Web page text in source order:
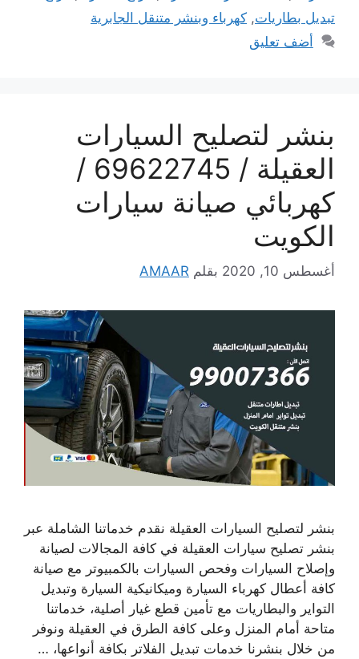
تبديل بطاريات, كهرباء وبنشر متنقل الجابرية
أضف تعليق
بنشر لتصليح السيارات
العقيلة / 69622745 /
كهربائي صيانة سيارات
الكويت
أغسطس 10, 2020 بقلم AMAAR
بنشر لتصليح السيارات العقيلة نقدم خدماتنا الشاملة عبر
بنشر تصليح سيارات العقيلة في كافة المجالات لصيانة
وإصلاح السيارات وفحص السيارات بالكمبيوتر مع صيانة
كافة أعطال كهرباء السيارة وميكانيكية السيارة وتبديل
التواير والبطاريات مع تأمين قطع غيار أصلية، خدماتنا
متاحة أمام المنزل وعلى كافة الطرق في العقيلة ونوفر
من خلال بنشرنا خدمات تبديل الفلاتر بكافة أنواعها، …